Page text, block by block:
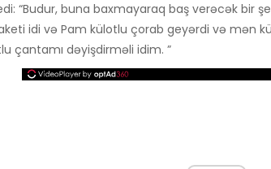
“Budur, buna baxmayaraq baş verəcək bir
idi və Pam külotlu çorab geyərdi və mən
çantamı dəyişdirməli idim. ”